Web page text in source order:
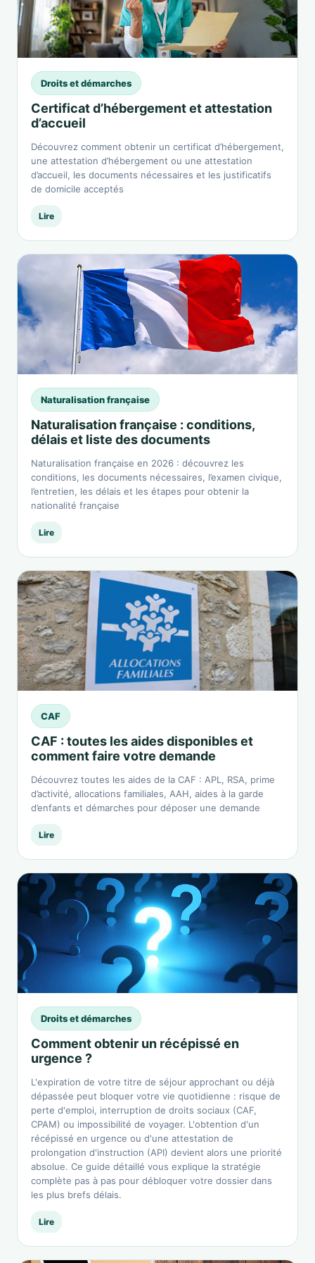
Droits et démarches
Certificat d’hébergement et attestation
d’accueil
Découvrez comment obtenir un certificat d’hébergement,
une attestation d’hébergement ou une attestation
d’accueil, les documents nécessaires et les justificatifs
de domicile acceptés
Lire
Naturalisation française
Naturalisation française : conditions,
délais et liste des documents
Naturalisation française en 2026 : découvrez les
conditions, les documents nécessaires, l’examen civique,
l’entretien, les délais et les étapes pour obtenir la
nationalité française
Lire
CAF
CAF : toutes les aides disponibles et
comment faire votre demande
Découvrez toutes les aides de la CAF : APL, RSA, prime
d’activité, allocations familiales, AAH, aides à la garde
d’enfants et démarches pour déposer une demande
Lire
Droits et démarches
Comment obtenir un récépissé en
urgence ?
L'expiration de votre titre de séjour approchant ou déjà
dépassée peut bloquer votre vie quotidienne : risque de
perte d'emploi, interruption de droits sociaux (CAF,
CPAM) ou impossibilité de voyager. L'obtention d'un
récépissé en urgence ou d'une attestation de
prolongation d'instruction (API) devient alors une priorité
absolue. Ce guide détaillé vous explique la stratégie
complète pas à pas pour débloquer votre dossier dans
les plus brefs délais.
Lire